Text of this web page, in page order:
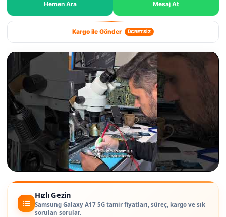
Hemen Ara Mesaj At
Kargo ile Gönder ÜCRETSİZ
Hızlı Gezin
Samsung Galaxy A17 5G tamir fiyatları, süreç, kargo ve sık
sorulan sorular.